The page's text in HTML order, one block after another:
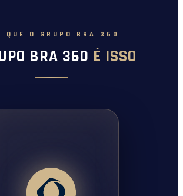
QUE O GRUPO BRA 360
BRA 360 É ISSO